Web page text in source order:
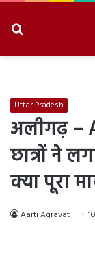
Uttar Pradesh
अलीगढ़ –
छात्रों ने
क्या पूरा
Aarti Agravat